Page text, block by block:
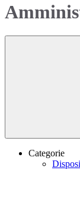
Categorie